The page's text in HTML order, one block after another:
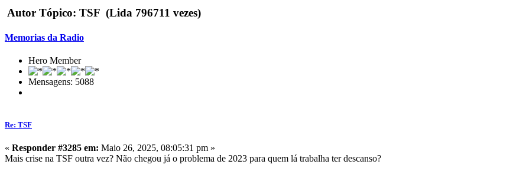
Autor Tópico: TSF (Lida 796711 vezes)
Memorias da Radio
Hero Member
Mensagens: 5088
Re: TSF
« Responder #3285 em: Maio 26, 2025, 08:05:31 pm »
Mais crise na TSF outra vez? Não chegou já o problema de 2023 para quem lá trabalha ter descanso?